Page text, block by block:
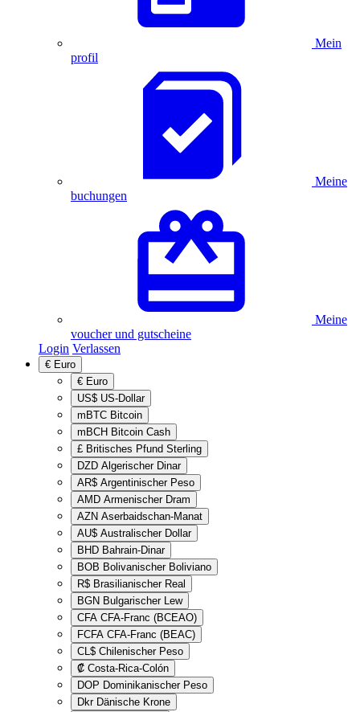
Mein
profil
Meine
buchungen
Meine
voucher und gutscheine
Login Verlassen
€ Euro
€ Euro
US$ US-Dollar
mBTC Bitcoin
mBCH Bitcoin Cash
£ Britisches Pfund Sterling
DZD Algerischer Dinar
AR$ Argentinischer Peso
AMD Armenischer Dram
AZN Aserbaidschan-Manat
AU$ Australischer Dollar
BHD Bahrain-Dinar
BOB Bolivanischer Boliviano
R$ Brasilianischer Real
BGN Bulgarischer Lew
CFA CFA-Franc (BCEAO)
FCFA CFA-Franc (BEAC)
CL$ Chilenischer Peso
₡ Costa-Rica-Colón
DOP Dominikanischer Peso
Dkr Dänische Krone